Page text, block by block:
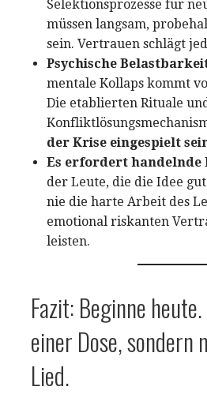
Selektionsprozesse für
müssen langsam,
sein. Vertrauen schlägt
Psychische
mentale Kollaps kommt
Die etablierten Rituale
der Krise eingespielt
Es erfordert handelnde
der Leute, die die Idee
nie die harte Arbeit des
emotional riskanten
leisten.
Fazit: Beginne
einer Dose, sondern
Lied.